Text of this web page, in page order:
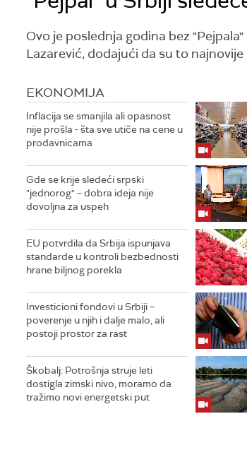
Ovo je poslednja godina bez
Lazarević, dodajući da su to
EKONOMIJA
Inflacija se smanjila ali opasnost
nije prošla - šta sve utiče na cene u
prodavnicama
Gde se krije sledeći srpski
"jednorog" – dobra ideja nije
dovoljna za uspeh
EU potvrdila da Srbija ispunjava
standarde u kontroli bezbednosti
hrane biljnog porekla
Investicioni fondovi u Srbiji –
poverenje u njih i dalje malo, ali
postoji prostor za rast
Škobalj: Potrošnja struje leti
dostigla zimski nivo, moramo da
tražimo novi energetski put